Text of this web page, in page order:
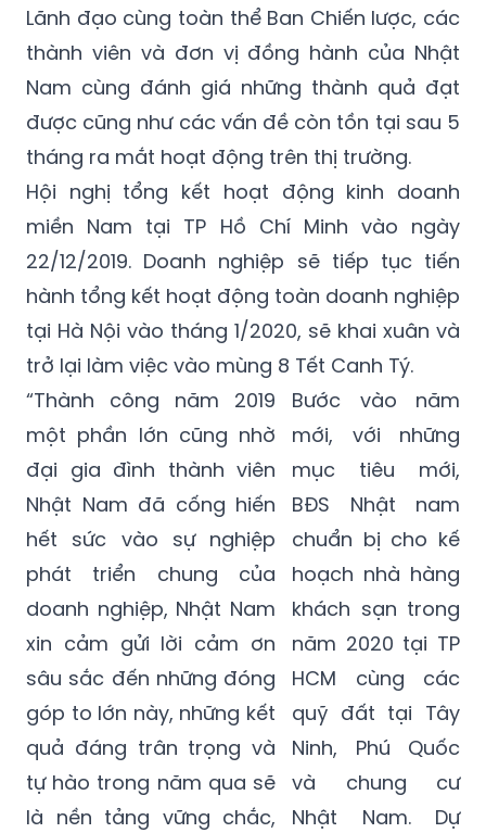
Lãnh đạo cùng toàn thể Ban Chiến lược, các
thành viên và đơn vị đồng hành của Nhật
Nam cùng đánh giá những thành quả đạt
được cũng như các vấn đề còn tồn tại sau 5
tháng ra mắt hoạt động trên thị trường.
Hội nghị tổng kết hoạt động kinh doanh
miền Nam tại TP Hồ Chí Minh vào ngày
22/12/2019. Doanh nghiệp sẽ tiếp tục tiến
hành tổng kết hoạt động toàn doanh nghiệp
tại Hà Nội vào tháng 1/2020, sẽ khai xuân và
trở lại làm việc vào mùng 8 Tết Canh Tý.
“Thành công năm 2019
một phần lớn cũng nhờ
đại gia đình thành viên
Nhật Nam đã cống hiến
hết sức vào sự nghiệp
phát triển chung của
doanh nghiệp, Nhật Nam
xin cảm gửi lời cảm ơn
sâu sắc đến những đóng
góp to lớn này, những kết
quả đáng trân trọng và
tự hào trong năm qua sẽ
là nền tảng vững chắc,
Bước vào năm
mới, với những
mục tiêu mới,
BĐS Nhật nam
chuẩn bị cho kế
hoạch nhà hàng
khách sạn trong
năm 2020 tại TP
HCM cùng các
quỹ đất tại Tây
Ninh, Phú Quốc
và chung cư
Nhật Nam. Dự